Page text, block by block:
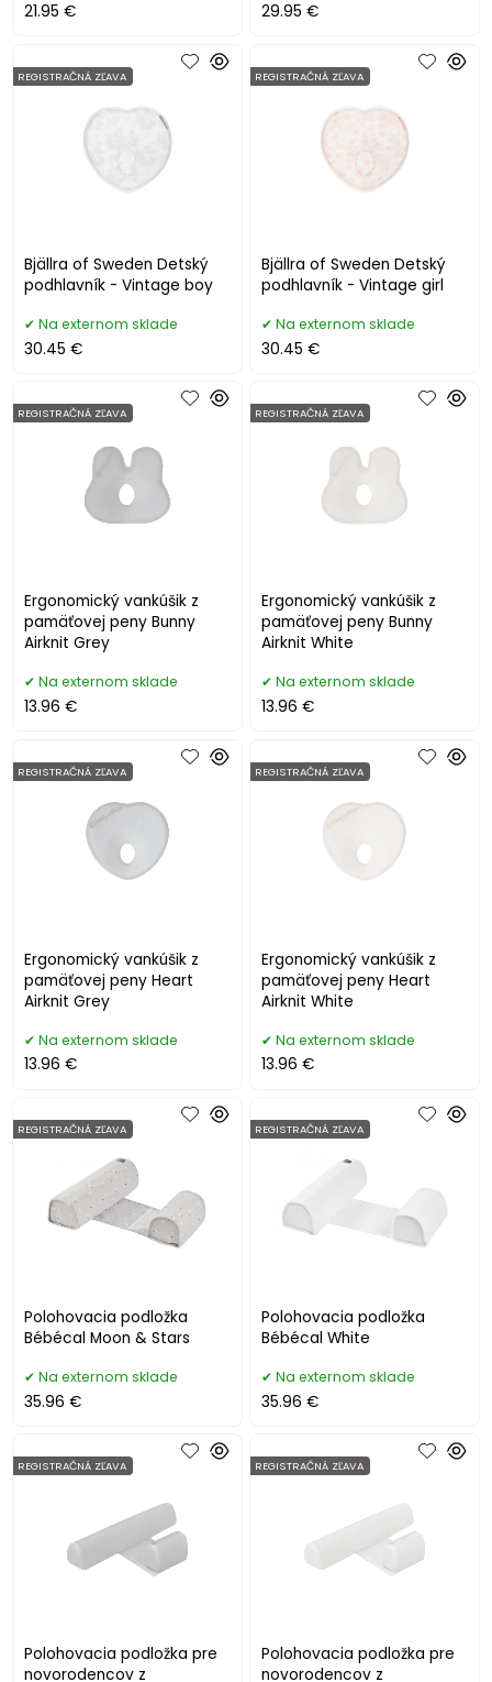
21.95 € 29.95 €
Bjällra of Sweden Detský
podhlavník - Vintage boy
REGISTRAČNÁ ZĽAVA
Na externom sklade
30.45 €
Bjällra of Sweden Detský
podhlavník - Vintage girl
REGISTRAČNÁ ZĽAVA
Na externom sklade
30.45 €
Ergonomický vankúšik z
pamäťovej peny Bunny
Airknit Grey
REGISTRAČNÁ ZĽAVA
Na externom sklade
13.96 €
Ergonomický vankúšik z
pamäťovej peny Bunny
Airknit White
REGISTRAČNÁ ZĽAVA
Na externom sklade
13.96 €
Ergonomický vankúšik z
pamäťovej peny Heart
Airknit Grey
REGISTRAČNÁ ZĽAVA
Na externom sklade
13.96 €
Ergonomický vankúšik z
pamäťovej peny Heart
Airknit White
REGISTRAČNÁ ZĽAVA
Na externom sklade
13.96 €
Polohovacia podložka
Bébécal Moon & Stars
REGISTRAČNÁ ZĽAVA
Na externom sklade
35.96 €
Polohovacia podložka
Bébécal White
REGISTRAČNÁ ZĽAVA
Na externom sklade
35.96 €
Polohovacia podložka pre
novorodencov z
REGISTRAČNÁ ZĽAVA
Polohovacia podložka pre
novorodencov z
REGISTRAČNÁ ZĽAVA